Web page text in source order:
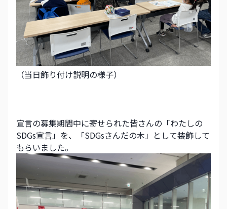
（当日飾り付け説明の様子）
宣言の募集期間中に寄せられた皆さんの「わたしの
SDGs宣言」を、「SDGsさんだの木」として装飾して
もらいました。